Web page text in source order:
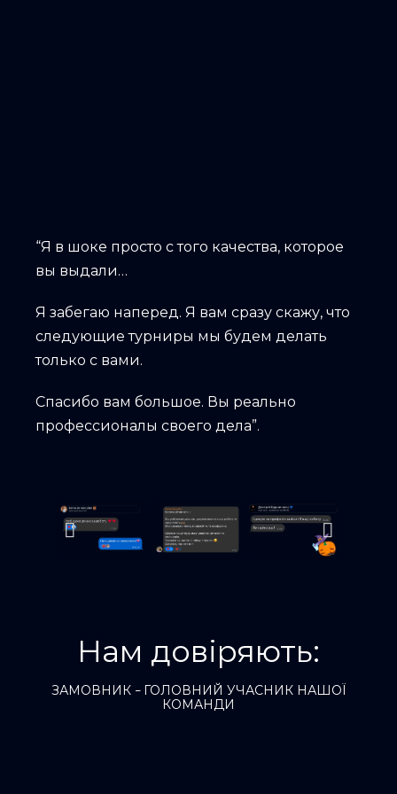
“Я в шоке просто с того качества, которое
вы выдали…
Я забегаю наперед. Я вам сразу скажу, что
следующие турниры мы будем делать
только с вами.
Спасибо вам большое. Вы реально
профессионалы своего дела”.
Нам довіряють:
ЗАМОВНИК – ГОЛОВНИЙ УЧАСНИК НАШОЇ
КОМАНДИ